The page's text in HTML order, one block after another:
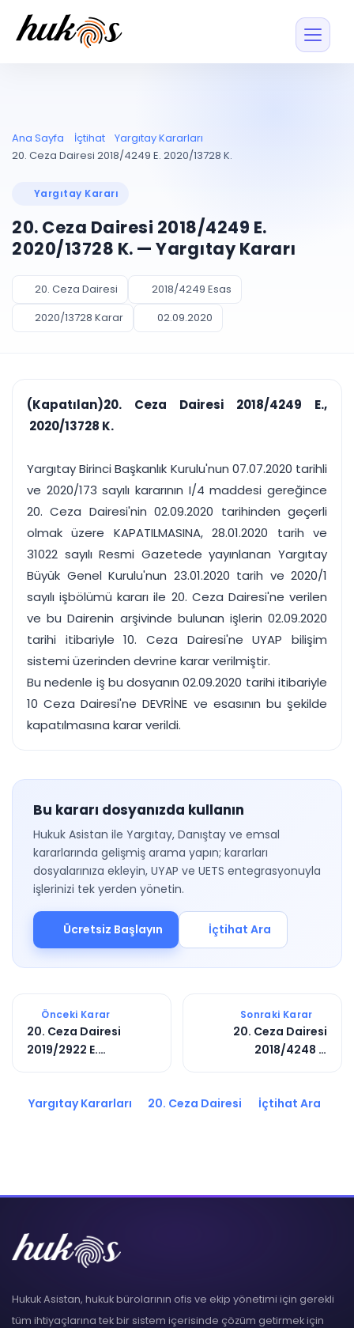
Entegrasyonu
UYAP ile otomatik
UYAP Evrak
Entegrasyonu
UETS Entegrasyonu
Tebligatları anında
Müvekkil ve taraf
Vekalet
PLANLAMA & TAKİP
Pano ve Takip
Duruşma ve görev
takvimi
Hatırlatma ve
AKILLI & FİNANS
takibi
Tek panelde uçtan uca yönetim
UYAP & UETS entegrasyonundan finansa, hepsi bir arada.
Tüm özellikleri inceleyin Ücretsiz Başlayın
Blog
Ücretsiz Başlayın Giriş Yap
Ana Sayfa İçtihat
Yargıtay Kararları
20. Ceza Dairesi 2018/4249 E. 2020/13728 K.
Yargıtay Kararı
20. Ceza Dairesi 2018/4249 E.
2020/13728 K. — Yargıtay Kararı
20. Ceza Dairesi
2018/4249 Esas
2020/13728 Karar
02.09.2020
(Kapatılan)20. Ceza Dairesi 2018/4249 E.,
2020/13728 K.
Yargıtay Birinci Başkanlık Kurulu'nun 07.07.2020 tarihli
ve 2020/173 sayılı kararının I/4 maddesi gereğince
20. Ceza Dairesi'nin 02.09.2020 tarihinden geçerli
olmak üzere KAPATILMASINA, 28.01.2020 tarih ve
31022 sayılı Resmi Gazetede yayınlanan Yargıtay
Büyük Genel Kurulu'nun 23.01.2020 tarih ve 2020/1
sayılı işbölümü kararı ile 20. Ceza Dairesi'ne verilen
ve bu Dairenin arşivinde bulunan işlerin 02.09.2020
tarihi itibariyle 10. Ceza Dairesi'ne UYAP bilişim
sistemi üzerinden devrine karar verilmiştir.
Bu nedenle iş bu dosyanın 02.09.2020 tarihi itibariyle
10 Ceza Dairesi'ne DEVRİNE ve esasının bu şekilde
kapatılmasına karar verildi.
Bu kararı dosyanızda kullanın
Hukuk Asistan ile Yargıtay, Danıştay ve emsal
kararlarında gelişmiş arama yapın; kararları
dosyalarınıza ekleyin, UYAP ve UETS entegrasyonuyla
işlerinizi tek yerden yönetin.
Ücretsiz Başlayın İçtihat Ara
Önceki Karar
20. Ceza Dairesi
2019/2922 E.
Sonraki Karar
20. Ceza Dairesi
2018/4248 E.
Yargıtay Kararları 20. Ceza Dairesi İçtihat Ara
Hukuk Asistan, hukuk bürolarının ofis ve ekip yönetimi için gerekli
tüm ihtiyaçlarına tek bir sistem içerisinde çözüm getirmek için